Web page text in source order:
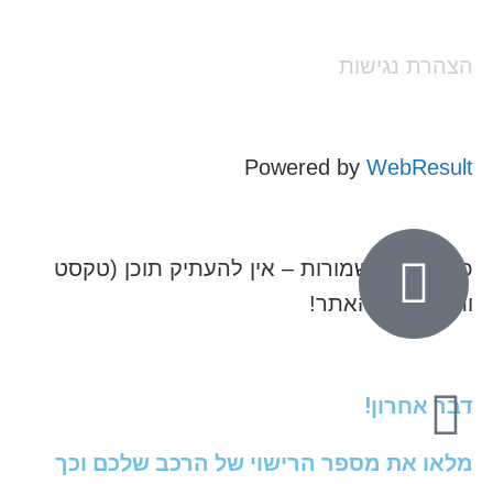
הצהרת נגישות
Powered byWebResult
כל הזכויות שמורות – אין להעתיק תוכן (טקסט
ותמונות) מהאתר!
דבר אחרון!
מלאו את מספר הרישוי של הרכב שלכם וכך